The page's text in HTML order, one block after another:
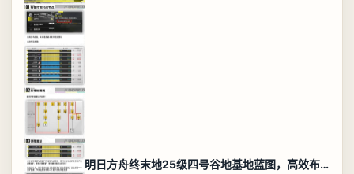
明日方舟终末地25级四号谷地基地蓝图，高效布局规划